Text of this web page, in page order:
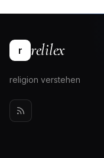
r relilex
religion verstehen